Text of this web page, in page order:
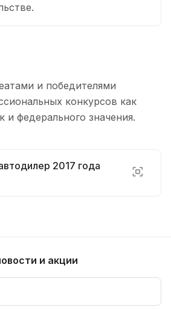
и победителями
конкурсов как
и федерального значения.
2017 года
и акции